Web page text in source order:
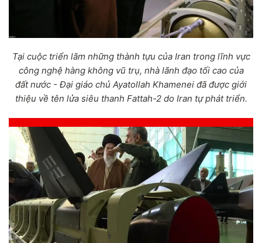
Tại cuộc triển lãm những thành tựu của Iran trong lĩnh vực
công nghệ hàng không vũ trụ, nhà lãnh đạo tối cao của
đất nước - Đại giáo chủ Ayatollah Khamenei đã được giới
thiệu về tên lửa siêu thanh Fattah-2 do Iran tự phát triển.